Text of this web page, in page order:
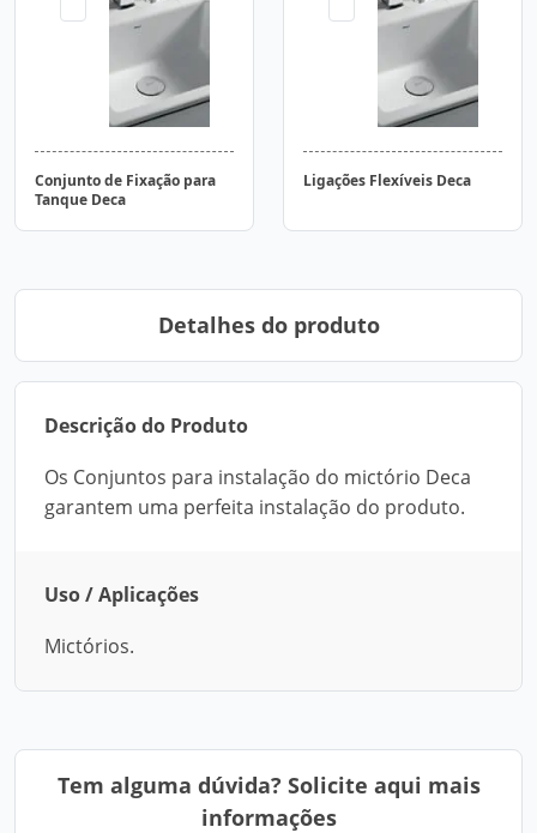
Conjunto de Fixação para
Tanque Deca
Ligações Flexíveis Deca
Detalhes do produto
Descrição do Produto
Os Conjuntos para instalação do mictório Deca
garantem uma perfeita instalação do produto.
Uso / Aplicações
Mictórios.
Tem alguma dúvida? Solicite aqui mais
informações